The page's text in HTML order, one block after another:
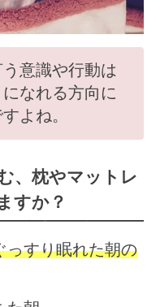
意識や行動は
なれる方向に
よね。
、枕やマットレ
すか？
っすり眠れた朝の